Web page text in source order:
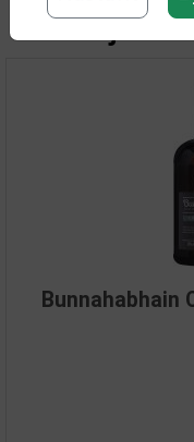
Bunnahabhain